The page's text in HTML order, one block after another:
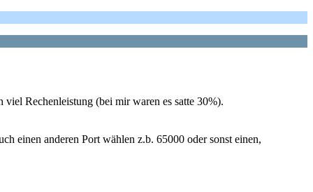
Rechenleistung (bei mir waren es satte 30%).
einen anderen Port wählen z.b. 65000 oder sonst einen,